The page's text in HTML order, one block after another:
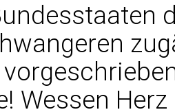
Wessen